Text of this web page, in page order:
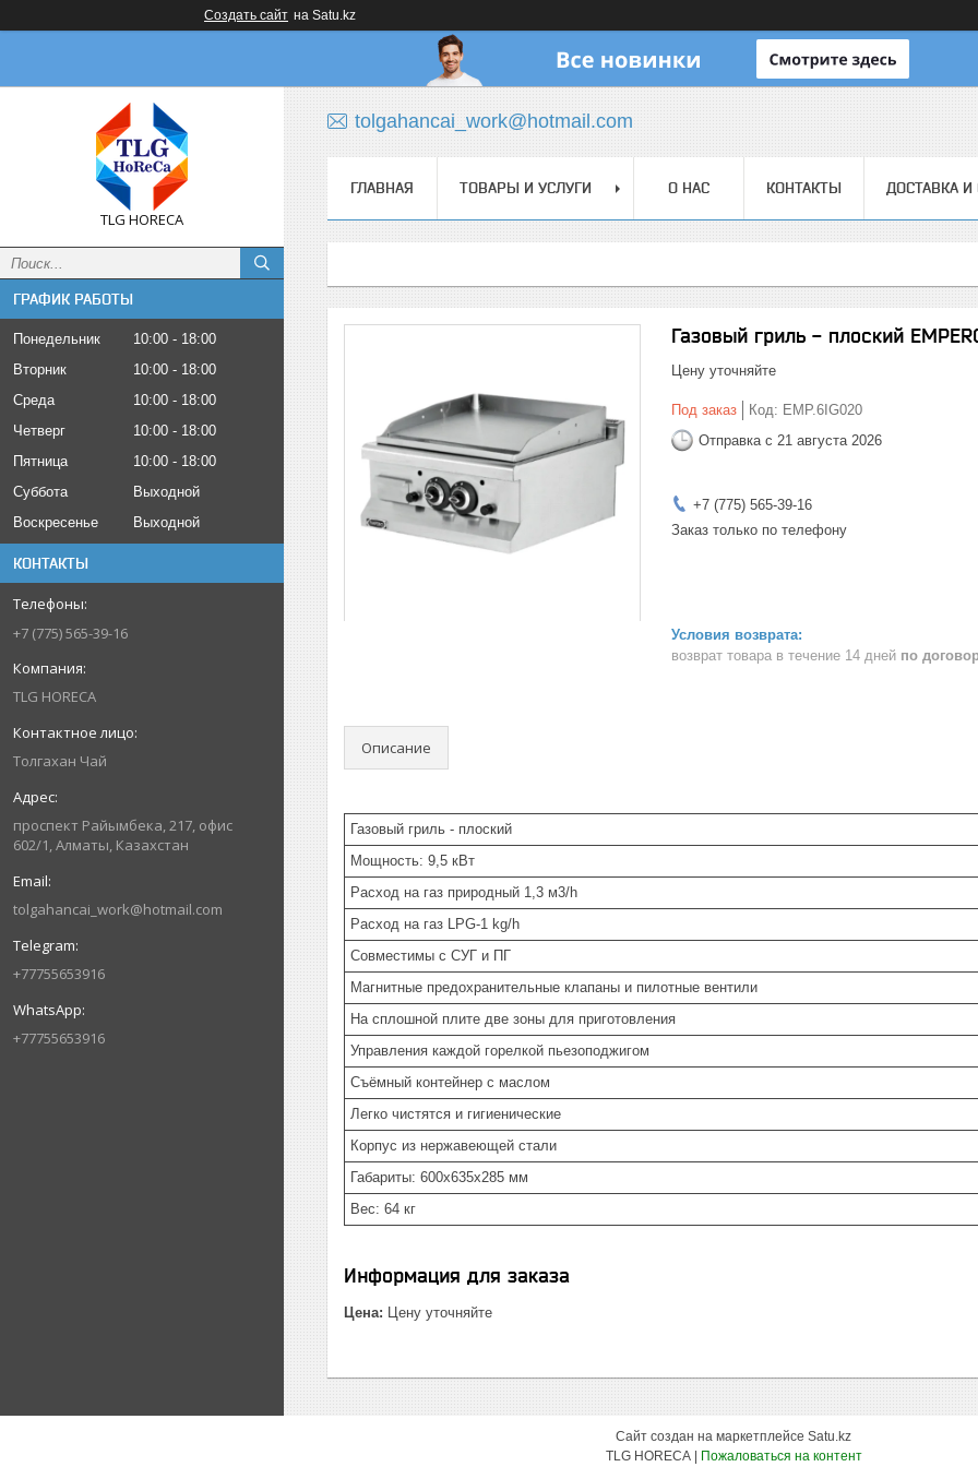
Создать сайт на Satu.kz
TLG HORECA
ГРАФИК РАБОТЫ
Понедельник 10:00
18:00
Вторник
10:00
18:00
Среда
10:00
18:00
Четверг
10:00
18:00
Пятница
10:00
18:00
Суббота
Выходной
Воскресенье
Выходной
КОНТАКТЫ
+7 (775) 565-39-16
TLG HORECA
Толгахан Чай
проспект Райымбека, 217, офис
602/1, Алматы, Казахстан
tolgahancai_work@hotmail.com
+77755653916
+77755653916
tolgahancai_work@hotmail.com
ГЛАВНАЯ ТОВАРЫ И УСЛУГИ О НАС КОНТАКТЫ ДОСТАВКА И
Газовый гриль - плоский
Цену уточняйте
Под заказ Код: EMP.6IG020
Отправка с 21 августа 2026
+7 (775) 565-39-16
Заказ только по телефону
возврат товара в течение 14 дней по
Описание
Газовый гриль - плоский
Мощность: 9,5 кВт
Расход на газ природный 1,3 м3/h
Расход на газ LPG-1 kg/h
Совместимы с СУГ и ПГ
Магнитные предохранительные клапаны и пилотные вентили
На сплошной плите две зоны для приготовления
Управления каждой горелкой пьезоподжигом
Съёмный контейнер с маслом
Легко чистятся и гигиенические
Корпус из нержавеющей стали
Габариты: 600x635x285 мм
Вес: 64 кг
Информация для заказа
Цена: Цену уточняйте
Сайт создан на маркетплейсе Satu.kz
Пожаловаться на контент